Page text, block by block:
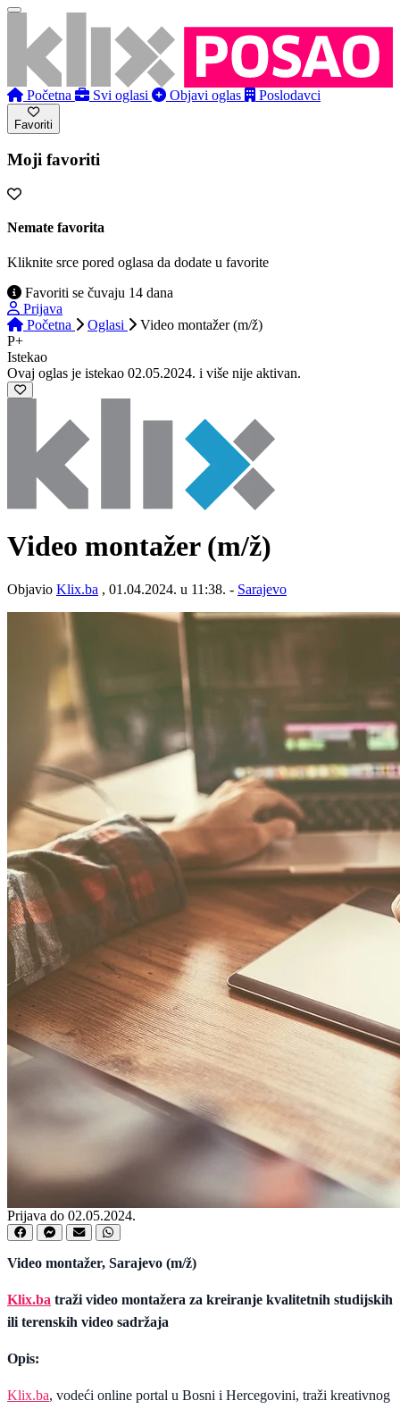
Početna Svi oglasi Objavi oglas Poslodavci
Favoriti
Moji favoriti
Nemate favorita
Kliknite srce pored oglasa da dodate u favorite
Favoriti se čuvaju 14 dana
Prijava
Početna
Oglasi
Video montažer (m/ž)
P+
Istekao
Ovaj oglas je istekao 02.05.2024. i više nije aktivan.
Video montažer (m/ž)
Objavio Klix.ba , 01.04.2024. u 11:38. - Sarajevo
Prijava do 02.05.2024.
Video montažer, Sarajevo (m/ž)
Klix.ba traži video montažera za kreiranje kvalitetnih studijskih
ili terenskih video sadržaja
Opis:
Klix.ba, vodeći online portal u Bosni i Hercegovini, traži kreativnog